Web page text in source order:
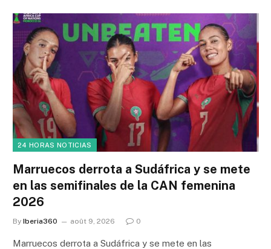
24 HORAS NOTICIAS
Marruecos derrota a Sudáfrica y se mete
en las semifinales de la CAN femenina
2026
By Iberia360 août 9, 2026 0
Marruecos derrota a Sudáfrica y se mete en las